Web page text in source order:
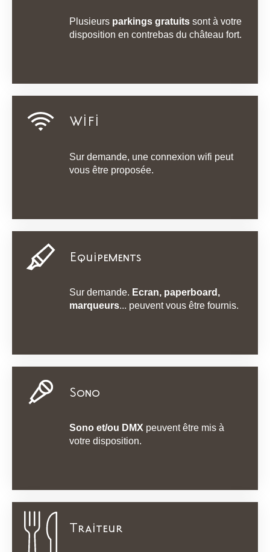
Plusieurs parkings gratuits sont à votre
disposition en contrebas du château fort.
WIFI
Sur demande, une connexion wifi peut
vous être proposée.
Equipements
Sur demande. Ecran, paperboard,
marqueurs... peuvent vous être fournis.
Sono
Sono et/ou DMX peuvent être mis à
votre disposition.
Traiteur